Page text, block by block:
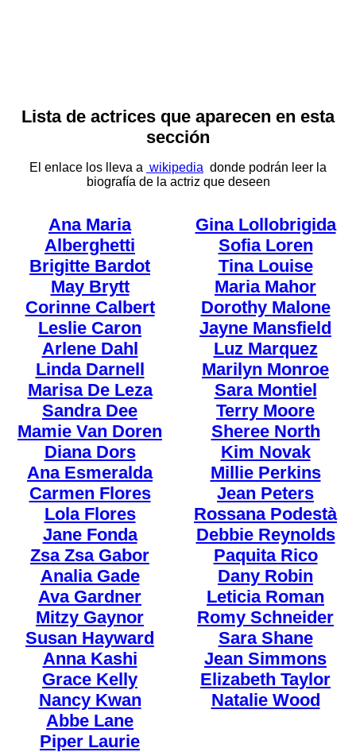
Lista de actrices que aparecen en esta
sección
El enlace los lleva a wikipedia donde podrán leer la
biografía de la actriz que deseen
Ana Maria
Alberghetti
Brigitte Bardot
May Brytt
Corinne Calbert
Leslie Caron
Arlene Dahl
Linda Darnell
Marisa De Leza
Sandra Dee
Mamie Van Doren
Diana Dors
Ana Esmeralda
Carmen Flores
Lola Flores
Jane Fonda
Zsa Zsa Gabor
Analia Gade
Ava Gardner
Mitzy Gaynor
Susan Hayward
Anna Kashi
Grace Kelly
Nancy Kwan
Abbe Lane
Piper Laurie
Gina Lollobrigida
Sofia Loren
Tina Louise
Maria Mahor
Dorothy Malone
Jayne Mansfield
Luz Marquez
Marilyn Monroe
Sara Montiel
Terry Moore
Sheree North
Kim Novak
Millie Perkins
Jean Peters
Rossana Podestà
Debbie Reynolds
Paquita Rico
Dany Robin
Leticia Roman
Romy Schneider
Sara Shane
Jean Simmons
Elizabeth Taylor
Natalie Wood